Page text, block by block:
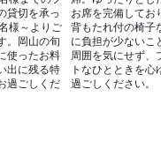
貸切を承っ
様～よりご
。岡山の旬
使ったお料
出に残る特
過ごしくだ
お席を完備してお
背もたれ付の椅子
に負担が少ない
周囲を気にせず、
トなひとときを心
過ごしください。